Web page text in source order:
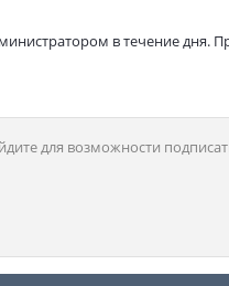
в течение дня.
для возможности